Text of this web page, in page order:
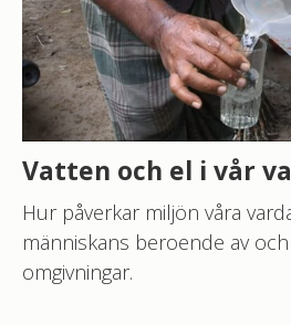
Vatten och el i vår
Hur påverkar miljön våra
människans beroende av
omgivningar.